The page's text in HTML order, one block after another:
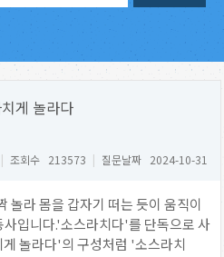
게 놀라다
| 조회수 213573 | 질문날짜 2024-10-31
놀라 몸을 갑자기 떠는 듯이 움직이
입니다.'소스라치다'를 단독으로 사
놀라다'의 구성처럼 '소스라치